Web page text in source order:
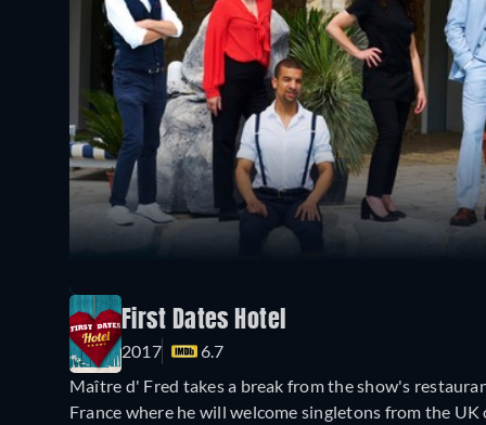
First Dates Hotel
2017
6.7
Maître d' Fred takes a break from the show's
France where he will welcome singletons from the